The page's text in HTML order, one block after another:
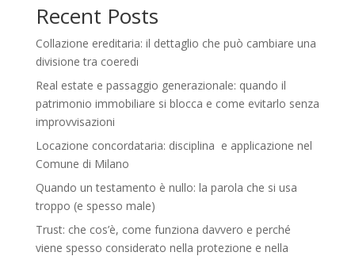
Recent Posts
Collazione ereditaria: il dettaglio che può cambiare una
divisione tra coeredi
Real estate e passaggio generazionale: quando il
patrimonio immobiliare si blocca e come evitarlo senza
improvvisazioni
Locazione concordataria: disciplina e applicazione nel
Comune di Milano
Quando un testamento è nullo: la parola che si usa
troppo (e spesso male)
Trust: che cos’è, come funziona davvero e perché
viene spesso considerato nella protezione e nella